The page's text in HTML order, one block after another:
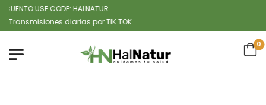
USE CODE: HALNATUR
diarias por TIK TOK
0